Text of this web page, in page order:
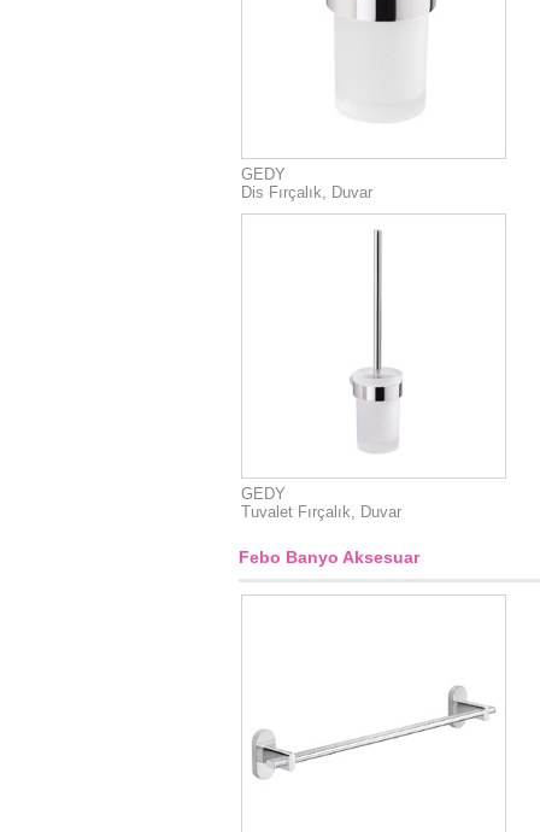
GEDY
Dis Fırçalık, Duvar
GEDY
Tuvalet Fırçalık, Duvar
Febo Banyo Aksesuar